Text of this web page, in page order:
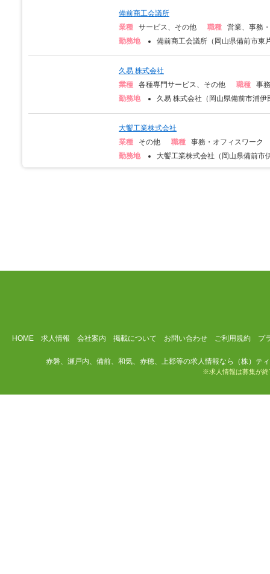
備前商工会議所
業種
サービス、その他 職種
営業、事務
勤務地
備前商工会議所（岡山県備前市東
久易 株式会社
業種
各種専門サービス、その他 職種
事
勤務地
久易 株式会社（岡山県備前市浦伊
大饗工業株式会社
業種
その他 職種
事務・オフィスワーク
勤務地
大饗工業株式会社（岡山県備前市
HOME 求人情報 会社案内 掲載について お問い合わせ ご利用規約 プ
赤磐、瀬戸内、備前、和気、赤穂、上郡等の求人情報なら（株）テ
※求人情報は募集が終